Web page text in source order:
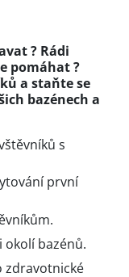
? Rádi
pomáhat ?
a staňte se
bazénech a
s
první
bazénů.
zdravotnické